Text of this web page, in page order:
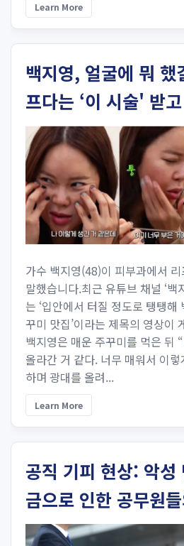
Learn More
백지영, 얼굴에 뭐 했
프다는 ‘이 시술' 받
가수 백지영(48)이 피부과에서
말했습니다.최근 유튜브 채널 ‘
는 ‘입안에서 터질 정도로 탱탱해
꾸미 맛집’이라는 제목의 영상이
백지영은 매운 주꾸미를 먹은 뒤
올라간 거 같다. 너무 매워서 이
하며 광대를 올려...
Learn More
공직 기피 현상: 악성
금으로 인한 공무원